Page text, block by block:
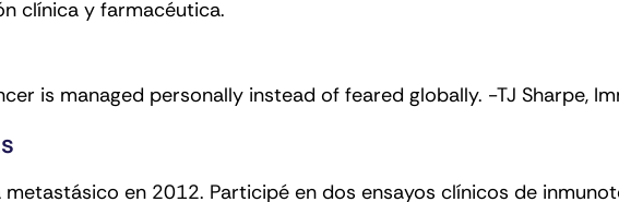
clínica y farmacéutica.
en 2012. Participé en dos ensayos clínicos de